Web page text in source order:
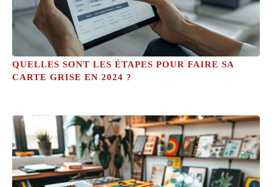
QUELLES SONT LES ÉTAPES POUR FAIRE SA
CARTE GRISE EN 2024 ?